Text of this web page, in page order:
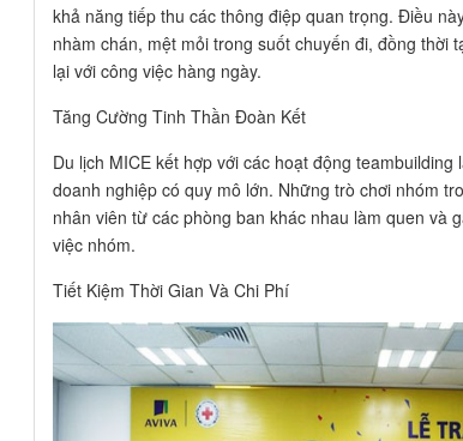
khả năng tiếp thu các thông điệp quan trọng. Điều
nhàm chán, mệt mỏi trong suốt chuyến đi, đồng thời
lại với công việc hàng ngày.
Tăng Cường Tinh Thần Đoàn Kết
Du lịch MICE kết hợp với các hoạt động
doanh nghiệp có quy mô lớn. Những trò chơi nhóm
nhân viên từ các phòng ban khác nhau làm quen và
việc nhóm.
Tiết Kiệm Thời Gian Và Chi Phí